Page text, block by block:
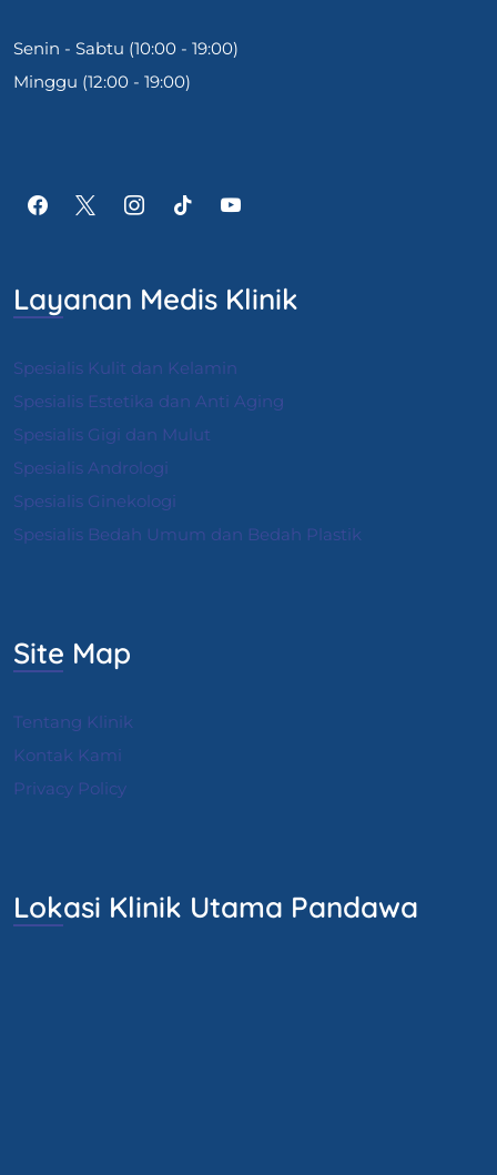
Senin - Sabtu (10:00 - 19:00)
Minggu (12:00 - 19:00)
Layanan Medis Klinik
Spesialis Kulit dan Kelamin
Spesialis Estetika dan Anti Aging
Spesialis Gigi dan Mulut
Spesialis Andrologi
Spesialis Ginekologi
Spesialis Bedah Umum dan Bedah Plastik
Site Map
Tentang Klinik
Kontak Kami
Privacy Policy
Lokasi Klinik Utama Pandawa